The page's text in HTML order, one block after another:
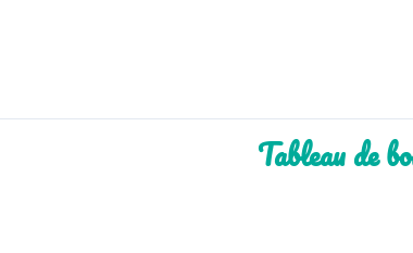
Tableau de